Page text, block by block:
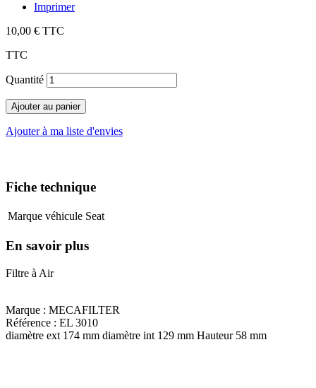
Imprimer
10,00 € TTC
TTC
Quantité
Ajouter au panier
Ajouter à ma liste d'envies
Fiche technique
Marque véhicule Seat
En savoir plus
Filtre à Air
Marque : MECAFILTER
Référence : EL 3010
diamètre ext 174 mm diamètre int 129 mm Hauteur 58 mm